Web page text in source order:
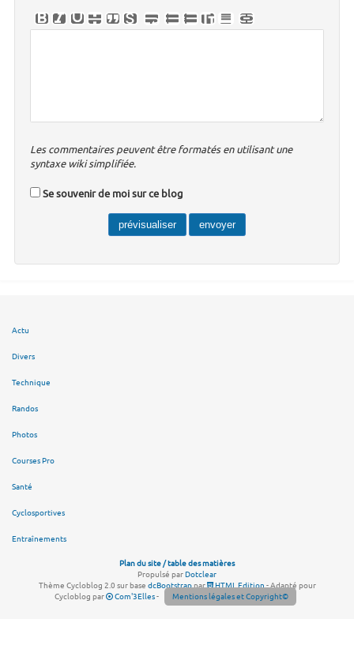
Les commentaires peuvent être formatés en utilisant une
syntaxe wiki simplifiée.
Se souvenir de moi sur ce blog
Actu
Divers
Technique
Randos
Photos
Courses Pro
Santé
Cyclosportives
Entraînements
Plan du site / table des matières
Propulsé parDotclear
Thème Cycloblog 2.0 sur base dcBootstrappar HTML Edition- Adapté pour
Cycloblog par
Com'3Elles- Mentions légales et Copyright©